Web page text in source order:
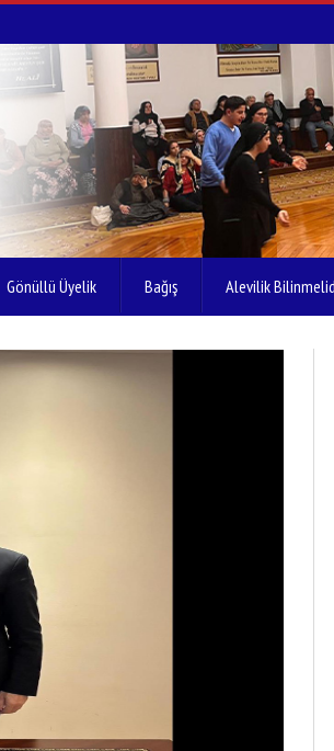
Gönüllü Üyelik Bağış Alevilik